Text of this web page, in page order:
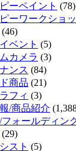
ーペイント (78)
ーワークショ
(46)
ベント (5)
カメラ (3)
ンス (84)
商品 (21)
フィ (3)
/商品紹介
ォールディン
(29)
スト (5)